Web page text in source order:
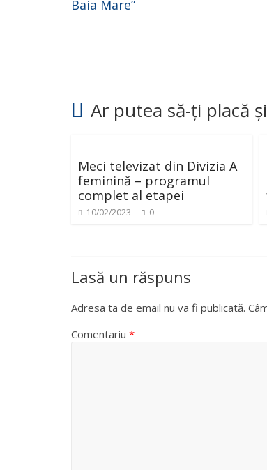
Baia Mare”
Ar putea să-ți placă și
Meci televizat din Divizia A
feminină – programul
complet al etapei
10/02/2023 0
Lasă un răspuns
Adresa ta de email nu va fi publicată.
Comentariu *